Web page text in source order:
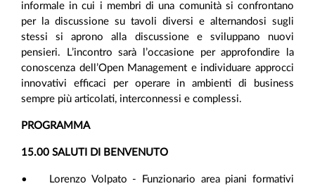
informale in cui i membri di una comunità si confrontano
per la discussione su tavoli diversi e alternandosi sugli
stessi si aprono alla discussione e sviluppano nuovi
pensieri. L’incontro sarà l’occasione per approfondire la
conoscenza dell’Open Management e individuare approcci
innovativi efficaci per operare in ambienti di business
sempre più articolati, interconnessi e complessi.
PROGRAMMA
15.00 SALUTI DI BENVENUTO
• Lorenzo Volpato - Funzionario area piani formativi